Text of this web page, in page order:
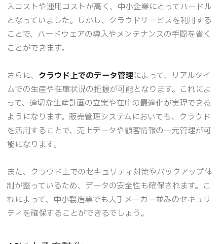
入コストや運用コストが高く、中小企業にとってハードル
となっていました。しかし、クラウドサービスを利用する
ことで、ハードウェアの導入やメンテナンスの手間を省く
ことができます。
さらに、 クラウド上でのデータ管理によって、リアルタイ
ムでの生産や在庫状況の把握が可能となります。これによ
って、適切な生産計画の立案や在庫の最適化が実珵できる
ようになります。販売管理システムにおいても、クラウド
を活用することで、売上データや顧客情報の一元管理が可
能になります。
また、クラウド上でのセキュリティ対策やバックアップ体
制が整っているため、データの安全性も確保されます。こ
れによって、中小製造業でも大手メーカー並みのセキュリ
ティを確保することができるでしょう。